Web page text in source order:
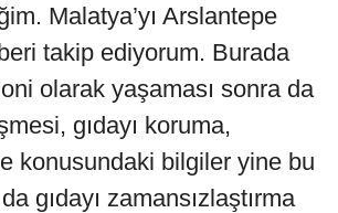
Malatya’yı Arslantepe
takip ediyorum. Burada
olarak yaşaması sonra da
gıdayı koruma,
konusundaki bilgiler yine bu
gıdayı zamansızlaştırma